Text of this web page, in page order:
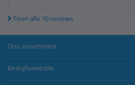
Toon alle 10 reviews
Ons assortiment
Bedrijfswebsite